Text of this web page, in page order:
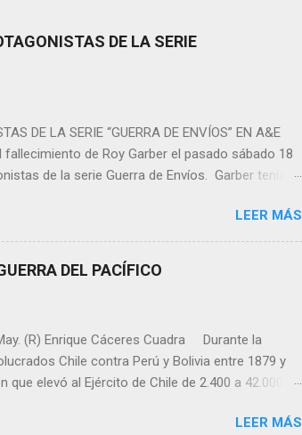
DE LA SERIE
DE LA SERIE “GUERRA DE ENVÍOS” EN A&E
de Roy Garber el pasado sábado 18
de la serie Guerra de Envíos. Garber tenía
de la familia de A&E. Nuestros pensamientos
Sin duda, lo extrañaremos”, expresó la
Garber fue trasladado inmediatamente al
sexta edición. Roy Garber era oriundo de
LEER MÁS
DEL PACÍFICO
(R) Enrique Cáceres Cuadra Durante la
Chile contra Perú y Bolivia entre 1879 y
elevó al Ejército de Chile de 2.400 a 42.000,
hombres, mujeres y niños de todas las
LEER MÁS